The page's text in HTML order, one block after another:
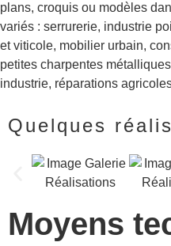
plans, croquis ou modèles
variés : serrurerie, industrie
et viticole, mobilier urbain,
petites charpentes
industrie, réparations
Quelques
Moyens